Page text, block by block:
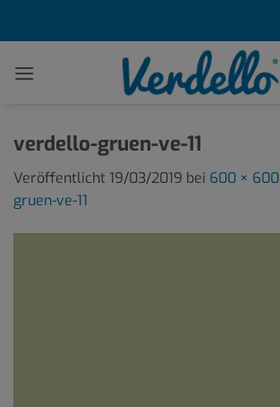
verdello-gruen-ve-11
Veröffentlicht 19/03/2019 bei 600 × 600
gruen-ve-11